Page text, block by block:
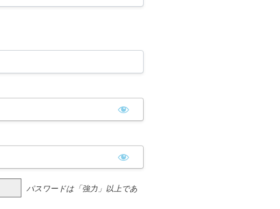
パスワードは「強力」以上であ